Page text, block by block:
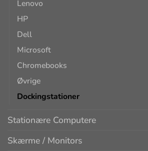
Lenovo
HP
Dell
Microsoft
Chromebooks
Øvrige
Dockingstationer
Stationære Computere
Skærme / Monitors